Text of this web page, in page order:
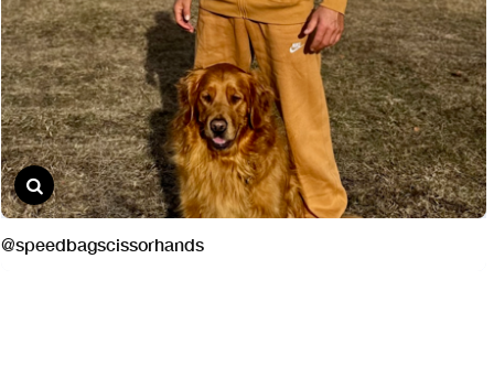
@speedbagscissorhands